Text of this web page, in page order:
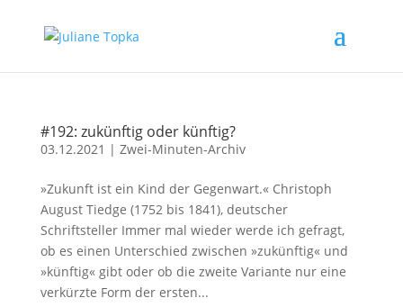
#192: zukünftig oder künftig?
03.12.2021 | Zwei-Minuten-Archiv
»Zukunft ist ein Kind der Gegenwart.« Christoph
August Tiedge (1752 bis 1841), deutscher
Schriftsteller Immer mal wieder werde ich gefragt,
ob es einen Unterschied zwischen »zukünftig« und
»künftig« gibt oder ob die zweite Variante nur eine
verkürzte Form der ersten...